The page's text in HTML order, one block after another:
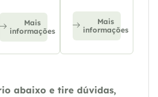
Mais
informações
Mais
informações
abaixo e tire dúvidas,